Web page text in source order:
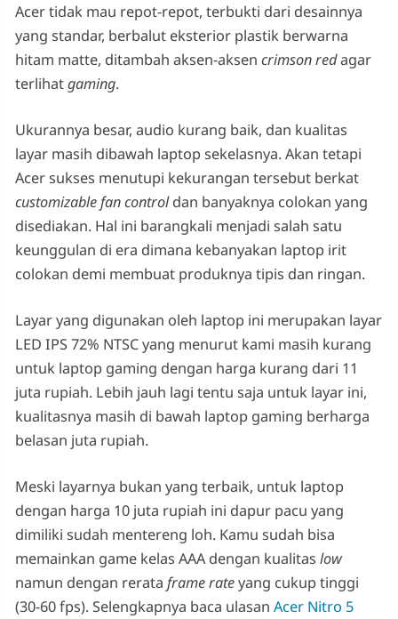
Acer tidak mau repot-repot, terbukti dari desainnya
yang standar, berbalut eksterior plastik berwarna
hitam matte, ditambah aksen-aksen crimson redagar
terlihatgaming.
Ukurannya besar, audio kurang baik, dan kualitas
layar masih dibawah laptop sekelasnya. Akan tetapi
Acer sukses menutupi kekurangan tersebut berkat
customizable fan controldan banyaknya colokan yang
disediakan. Hal ini barangkali menjadi salah satu
keunggulan di era dimana kebanyakan laptop irit
colokan demi membuat produknya tipis dan ringan.
Layar yang digunakan oleh laptop ini merupakan layar
LED IPS 72% NTSC yang menurut kami masih kurang
untuk laptop gaming dengan harga kurang dari 11
juta rupiah. Lebih jauh lagi tentu saja untuk layar ini,
kualitasnya masih di bawah laptop gaming berharga
belasan juta rupiah.
Meski layarnya bukan yang terbaik, untuk laptop
dengan harga 10 juta rupiah ini dapur pacu yang
dimiliki sudah mentereng loh. Kamu sudah bisa
memainkan game kelas AAA dengan kualitas low
namun dengan rerata frame rateyang cukup tinggi
(30-60 fps). Selengkapnya baca ulasan Acer Nitro 5